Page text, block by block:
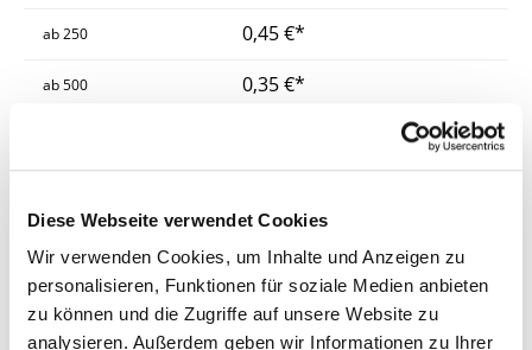
Diese Webseite verwendet Cookies
Wir verwenden Cookies, um Inhalte und Anzeigen zu
personalisieren, Funktionen für soziale Medien anbieten
zu können und die Zugriffe auf unsere Website zu
analysieren. Außerdem geben wir Informationen zu Ihrer
ab250 0,45 €*
ab500 0,35 €*
Länge & Durchmesser